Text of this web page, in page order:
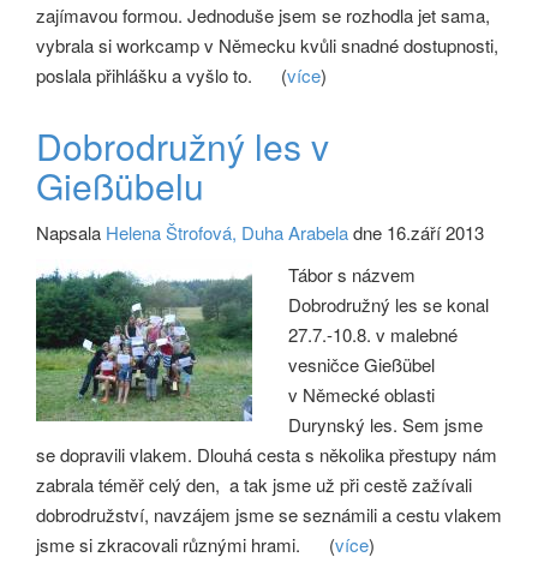
zajímavou formou. Jednoduše jsem se rozhodla jet sama,
vybrala si workcamp v Německu kvůli snadné dostupnosti,
poslala přihlášku a vyšlo to.
(více)
Dobrodružný les v
Gießübelu
Napsala Helena Štrofová, Duha Arabeladne 16.září 2013
Tábor s názvem
Dobrodružný les se konal
27.7.-10.8. v malebné
vesničce Gießübel
v Německé oblasti
Durynský les. Sem jsme
se dopravili vlakem. Dlouhá cesta s několika přestupy nám
zabrala téměř celý den, a tak jsme už při cestě zažívali
dobrodružství, navzájem jsme se seznámili a cestu vlakem
jsme si zkracovali různými hrami.
(více)